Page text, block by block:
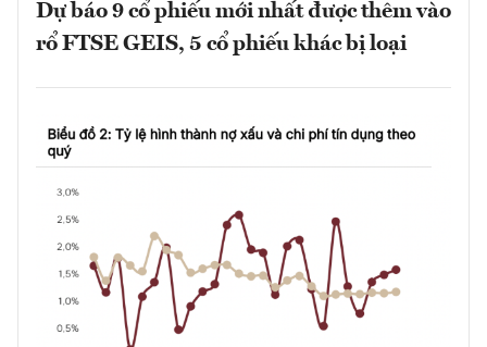
Dự báo 9 cổ phiếu mới nhất được thêm vào
rổ FTSE GEIS, 5 cổ phiếu khác bị loại